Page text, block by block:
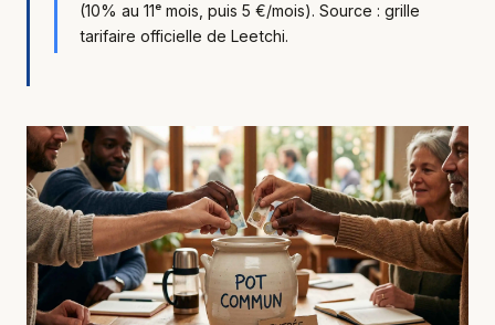
(10% au 11ᵉ mois, puis 5 €/mois). Source : grille
tarifaire officielle de Leetchi.